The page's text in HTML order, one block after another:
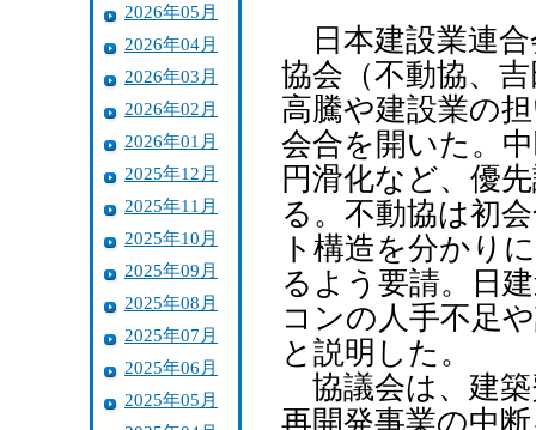
2026年05月
2026年04月
2026年03月
2026年02月
2026年01月
2025年12月
2025年11月
2025年10月
2025年09月
2025年08月
2025年07月
2025年06月
2025年05月
日本建設業連合
協会（不動協、
高騰や建設業の
会合を開いた。
円滑化など、優
る。不動協は初
ト構造を分かり
るよう要請。日
コンの人手不足
と説明した。
協議会は、建築
再開発事業の中